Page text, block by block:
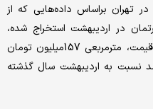
براساس داده‌هایی که از
در اردیبهشت استخراج شده،
حاکی است: در حال حاضر این سطح قیمت، مترمربعی 157‌میلیون تومان
حول و حوش 20 تا 25 درصد نسبت به اردیبهشت سال گذشته